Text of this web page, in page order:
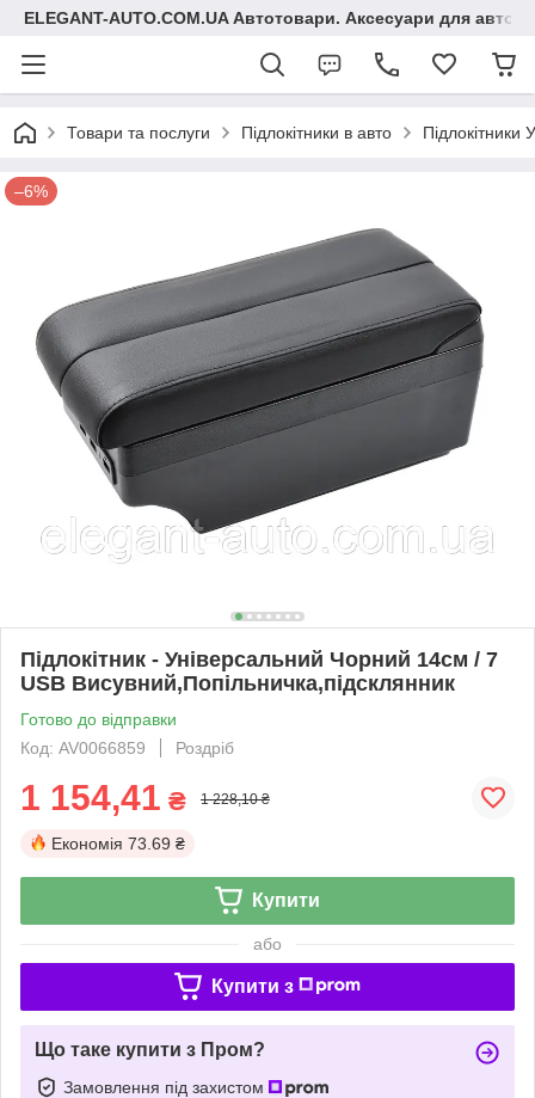
ELEGANT-AUTO.COM.UA Автотовари. Аксесуари для авто
Товари та послуги Підлокітники в авто Підлокітники
–6%
Підлокітник - Універсальний Чорний 14см / 7
USB Висувний,Попільничка,підсклянник
Готово до відправки
Код: AV0066859
Роздріб
1 154,41 ₴ 1 228,10 ₴
Економія 73.69 ₴
Купити
або
Купити з
Що таке купити з Пром?
Замовлення під захистом